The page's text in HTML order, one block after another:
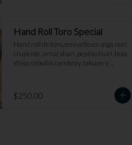
Hand Roll Toro Special
Hand roll de toro, envuelto en alga nori
crujiente, arroz shari, pepino kiuri, hoja
shiso, cebollín cambray, takuan y
$250.00